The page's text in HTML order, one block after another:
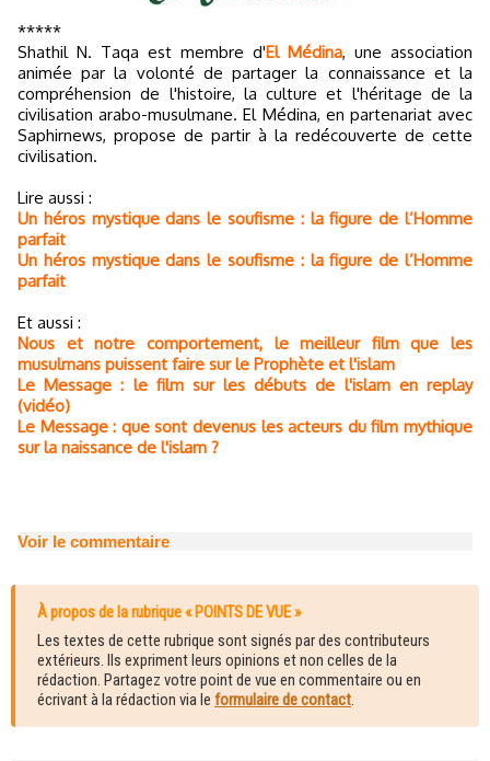
*****
Shathil N. Taqa est membre d'El Médina, une association
animée par la volonté de partager la connaissance et la
compréhension de l'histoire, la culture et l'héritage de la
civilisation arabo-musulmane. El Médina, en partenariat avec
Saphirnews, propose de partir à la redécouverte de cette
civilisation.
Lire aussi :
Un héros mystique dans le soufisme : la figure de l’Homme
parfait
Un héros mystique dans le soufisme : la figure de l’Homme
parfait
Et aussi :
Nous et notre comportement, le meilleur film que les
musulmans puissent faire sur le Prophète et l'islam
Le Message : le film sur les débuts de l'islam en replay
(vidéo)
Le Message : que sont devenus les acteurs du film mythique
sur la naissance de l'islam ?
Voir le commentaire
À propos de la rubrique « POINTS DE VUE »
Les textes de cette rubrique sont signés par des contributeurs
extérieurs. Ils expriment leurs opinions et non celles de la
rédaction. Partagez votre point de vue en commentaire ou en
écrivant à la rédaction via le formulaire de contact.